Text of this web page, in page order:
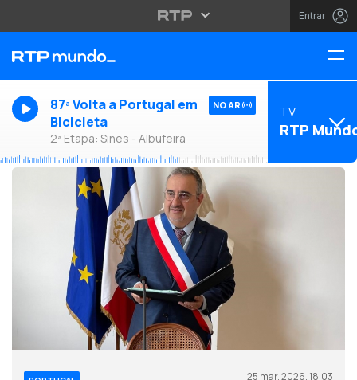
Entrar
87ª Volta a Portugal em
Bicicleta
2ª Etapa: Sines - Albufeira
NO AR TV
RTP
25 mar, 2026, 18:03